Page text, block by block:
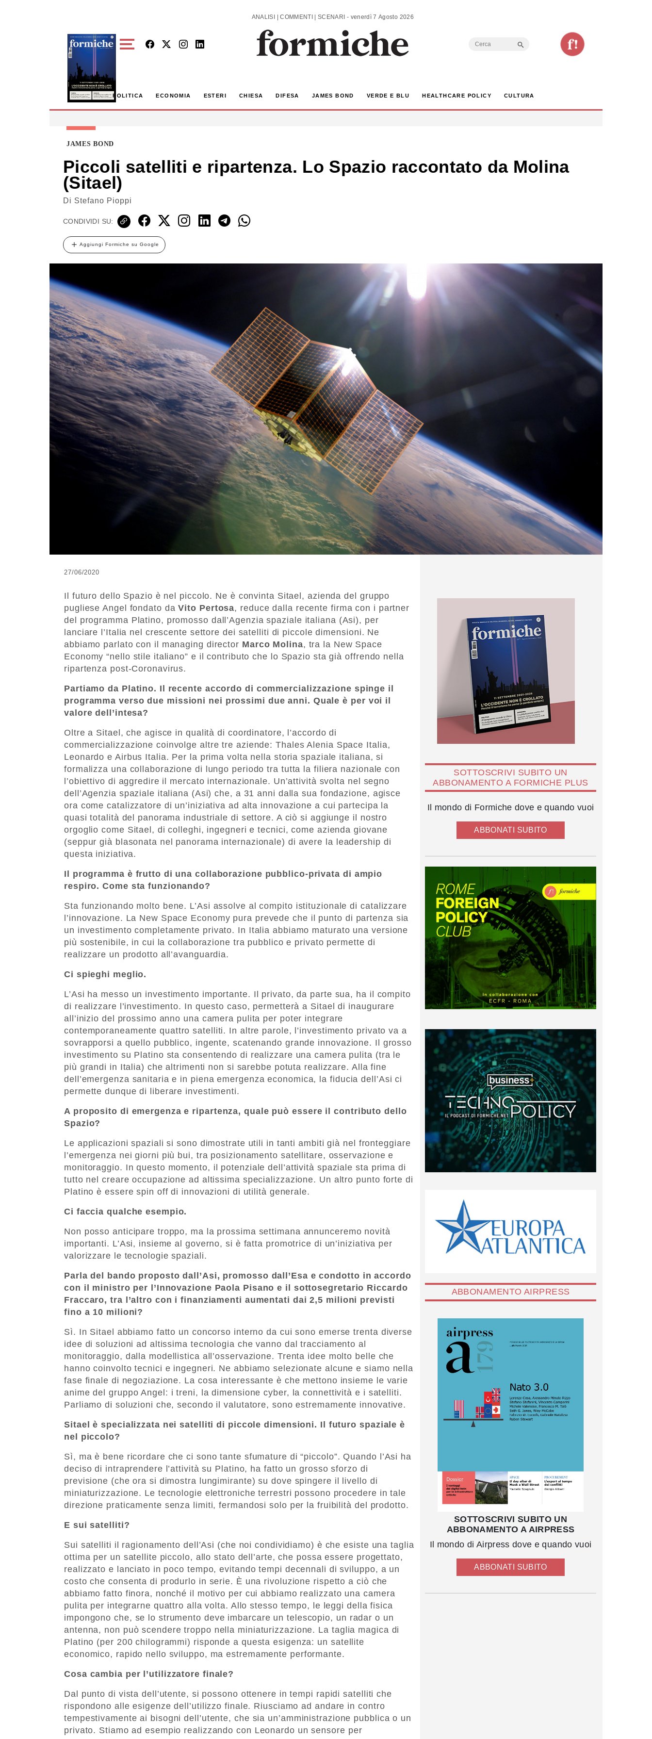
ANALISI | COMMENTI | SCENARI - venerdì 7 Agosto 2026
Search
POLITICA ECONOMIA ESTERI CHIESA DIFESA JAMES BOND VERDE E BLU HEALTHCARE POLICY CULTURA
JAMES BOND
Piccoli satelliti e ripartenza. Lo Spazio raccontato da Molina
(Sitael)
Di Stefano Pioppi
CONDIVIDI SU:
Aggiungi Formiche su Google
27/06/2020
Il futuro dello Spazio è nel piccolo. Ne è convinta Sitael, azienda del gruppo
pugliese Angel fondato da Vito Pertosa, reduce dalla recente firma con i partner
del programma Platino, promosso dall’Agenzia spaziale italiana (Asi), per
lanciare l’Italia nel crescente settore dei satelliti di piccole dimensioni. Ne
abbiamo parlato con il managing director Marco Molina, tra la New Space
Economy “nello stile italiano” e il contributo che lo Spazio sta già offrendo nella
ripartenza post-Coronavirus.
Partiamo da Platino. Il recente accordo di commercializzazione spinge il
programma verso due missioni nei prossimi due anni. Quale è per voi il
valore dell’intesa?
Oltre a Sitael, che agisce in qualità di coordinatore, l’accordo di
commercializzazione coinvolge altre tre aziende: Thales Alenia Space Italia,
Leonardo e Airbus Italia. Per la prima volta nella storia spaziale italiana, si
formalizza una collaborazione di lungo periodo tra tutta la filiera nazionale con
l’obiettivo di aggredire il mercato internazionale. Un’attività svolta nel segno
dell’Agenzia spaziale italiana (Asi) che, a 31 anni dalla sua fondazione, agisce
ora come catalizzatore di un’iniziativa ad alta innovazione a cui partecipa la
quasi totalità del panorama industriale di settore. A ciò si aggiunge il nostro
orgoglio come Sitael, di colleghi, ingegneri e tecnici, come azienda giovane
(seppur già blasonata nel panorama internazionale) di avere la leadership di
questa iniziativa.
Il programma è frutto di una collaborazione pubblico-privata di ampio
respiro. Come sta funzionando?
Sta funzionando molto bene. L’Asi assolve al compito istituzionale di catalizzare
l’innovazione. La New Space Economy pura prevede che il punto di partenza sia
un investimento completamente privato. In Italia abbiamo maturato una versione
più sostenibile, in cui la collaborazione tra pubblico e privato permette di
realizzare un prodotto all’avanguardia.
Ci spieghi meglio.
L’Asi ha messo un investimento importante. Il privato, da parte sua, ha il compito
di realizzare l’investimento. In questo caso, permetterà a Sitael di inaugurare
all’inizio del prossimo anno una camera pulita per poter integrare
contemporaneamente quattro satelliti. In altre parole, l’investimento privato va a
sovrapporsi a quello pubblico, ingente, scatenando grande innovazione. Il grosso
investimento su Platino sta consentendo di realizzare una camera pulita (tra le
più grandi in Italia) che altrimenti non si sarebbe potuta realizzare. Alla fine
dell’emergenza sanitaria e in piena emergenza economica, la fiducia dell’Asi ci
permette dunque di liberare investimenti.
A proposito di emergenza e ripartenza, quale può essere il contributo dello
Spazio?
Le applicazioni spaziali si sono dimostrate utili in tanti ambiti già nel fronteggiare
l’emergenza nei giorni più bui, tra posizionamento satellitare, osservazione e
monitoraggio. In questo momento, il potenziale dell’attività spaziale sta prima di
tutto nel creare occupazione ad altissima specializzazione. Un altro punto forte di
Platino è essere spin off di innovazioni di utilità generale.
Ci faccia qualche esempio.
Non posso anticipare troppo, ma la prossima settimana annunceremo novità
importanti. L’Asi, insieme al governo, si è fatta promotrice di un’iniziativa per
valorizzare le tecnologie spaziali.
Parla del bando proposto dall’Asi, promosso dall’Esa e condotto in accordo
con il ministro per l’Innovazione Paola Pisano e il sottosegretario Riccardo
Fraccaro, tra l’altro con i finanziamenti aumentati dai 2,5 milioni previsti
fino a 10 milioni?
Sì. In Sitael abbiamo fatto un concorso interno da cui sono emerse trenta diverse
idee di soluzioni ad altissima tecnologia che vanno dal tracciamento al
monitoraggio, dalla modellistica all’osservazione. Trenta idee molto belle che
hanno coinvolto tecnici e ingegneri. Ne abbiamo selezionate alcune e siamo nella
fase finale di negoziazione. La cosa interessante è che mettono insieme le varie
anime del gruppo Angel: i treni, la dimensione cyber, la connettività e i satelliti.
Parliamo di soluzioni che, secondo il valutatore, sono estremamente innovative.
Sitael è specializzata nei satelliti di piccole dimensioni. Il futuro spaziale è
nel piccolo?
Sì, ma è bene ricordare che ci sono tante sfumature di “piccolo”. Quando l’Asi ha
deciso di intraprendere l’attività su Platino, ha fatto un grosso sforzo di
previsione (che ora si dimostra lungimirante) su dove spingere il livello di
miniaturizzazione. Le tecnologie elettroniche terrestri possono procedere in tale
direzione praticamente senza limiti, fermandosi solo per la fruibilità del prodotto.
E sui satelliti?
Sui satelliti il ragionamento dell’Asi (che noi condividiamo) è che esiste una taglia
ottima per un satellite piccolo, allo stato dell’arte, che possa essere progettato,
realizzato e lanciato in poco tempo, evitando tempi decennali di sviluppo, a un
costo che consenta di produrlo in serie. È una rivoluzione rispetto a ciò che
abbiamo fatto finora, nonché il motivo per cui abbiamo realizzato una camera
pulita per integrarne quattro alla volta. Allo stesso tempo, le leggi della fisica
impongono che, se lo strumento deve imbarcare un telescopio, un radar o un
antenna, non può scendere troppo nella miniaturizzazione. La taglia magica di
Platino (per 200 chilogrammi) risponde a questa esigenza: un satellite
economico, rapido nello sviluppo, ma estremamente performante.
Cosa cambia per l’utilizzatore finale?
Dal punto di vista dell’utente, si possono ottenere in tempi rapidi satelliti che
rispondono alle esigenze dell’utilizzo finale. Riusciamo ad andare in contro
tempestivamente ai bisogni dell’utente, che sia un’amministrazione pubblica o un
privato. Stiamo ad esempio realizzando con Leonardo un sensore per
SOTTOSCRIVI SUBITO UN
ABBONAMENTO A FORMICHE PLUS
Il mondo di Formiche dove e quando vuoi
ABBONATI SUBITO
ABBONAMENTO AIRPRESS
SOTTOSCRIVI SUBITO UN
ABBONAMENTO A AIRPRESS
Il mondo di Airpress dove e quando vuoi
ABBONATI SUBITO